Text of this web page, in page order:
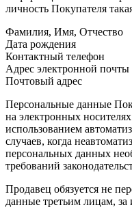
личность Покупателя
Фамилия, Имя, Отчество
Дата рождения
Контактный телефон
Адрес электронной почты
Почтовый адрес
Персональные данные
на электронных
использованием
случаев, когда
персональных данных
требований
Продавец обязуется не
данные третьим лицам,